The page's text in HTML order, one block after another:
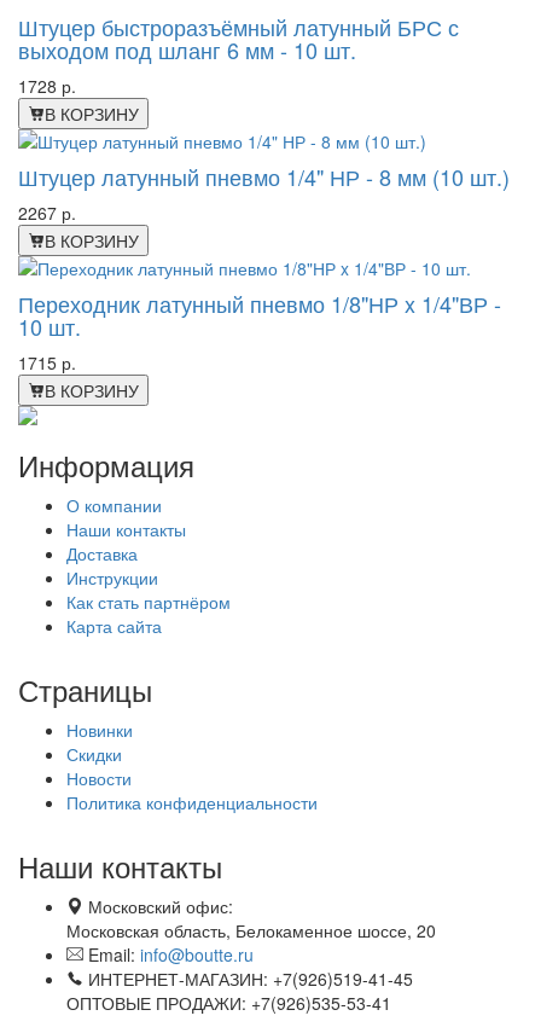
Штуцер быстроразъёмный латунный БРС с
выходом под шланг 6 мм - 10 шт.
1728 р.
В КОРЗИНУ
Штуцер латунный пневмо 1/4" НР - 8 мм (10 шт.)
2267 р.
В КОРЗИНУ
Переходник латунный пневмо 1/8"НР x 1/4"ВР -
10 шт.
1715 р.
В КОРЗИНУ
Информация
О компании
Наши контакты
Доставка
Инструкции
Как стать партнёром
Карта сайта
Страницы
Новинки
Скидки
Новости
Политика конфиденциальности
Наши контакты
Московский офис:
Московская область, Белокаменное шоссе, 20
Email: info@boutte.ru
ИНТЕРНЕТ-МАГАЗИН: +7(926)519-41-45
ОПТОВЫЕ ПРОДАЖИ: +7(926)535-53-41